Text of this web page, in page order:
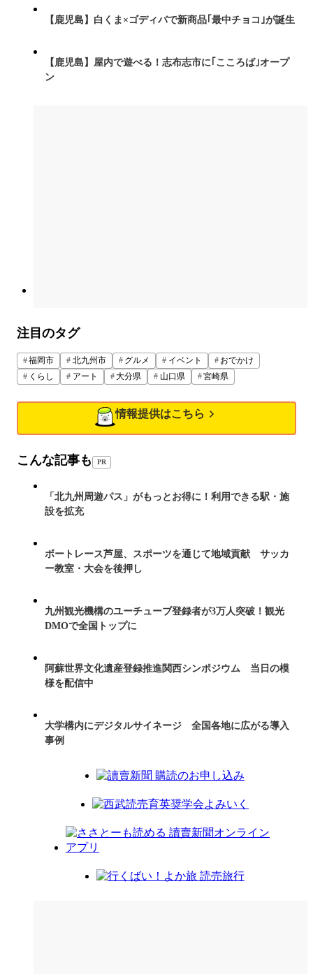
【鹿児島】白くま×ゴディバで新商品｢最中チョコ｣が誕生
【鹿児島】屋内で遊べる！志布志市に｢こころば｣オープ
ン
注目のタグ
福岡市 北九州市 グルメ イベント
おでかけ
くらし
アート 大分県 山口県 宮崎県
情報提供はこちら
こんな記事も PR
「北九州周遊パス」がもっとお得に！利用できる駅・施
設を拡充
ボートレース芦屋、スポーツを通じて地域貢献 サッカ
ー教室・大会を後押し
九州観光機構のユーチューブ登録者が3万人突破！観光
DMOで全国トップに
阿蘇世界文化遺産登録推進関西シンポジウム 当日の模
様を配信中
大学構内にデジタルサイネージ 全国各地に広がる導入
事例